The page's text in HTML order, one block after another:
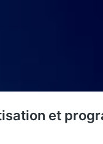
et